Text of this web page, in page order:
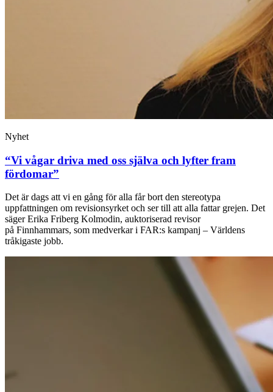
Nyhet
“Vi vågar driva med oss själva och lyfter fram
fördomar”
Det är dags att vi en gång för alla får bort den stereotypa
uppfattningen om revisionsyrket och ser till att alla fattar grejen. Det
säger Erika Friberg Kolmodin, auktoriserad revisor
på Finnhammars, som medverkar i FAR:s kampanj – Världens
tråkigaste jobb.